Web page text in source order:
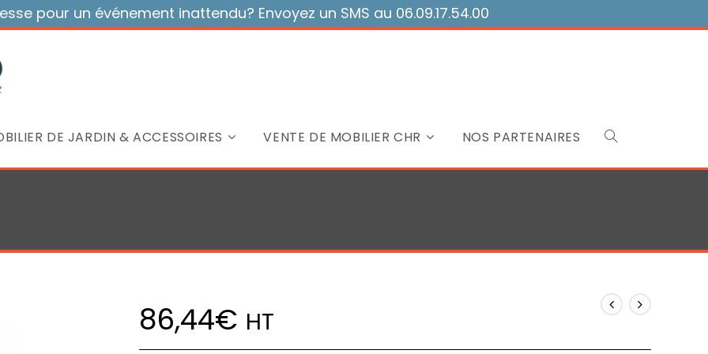
pour un événement inattendu? Envoyez un SMS au 06.09.17.54.00
DE JARDIN & ACCESSOIRES VENTE DE MOBILIER CHR NOS PARTENAIRES Toggle
search
86,44€ HT